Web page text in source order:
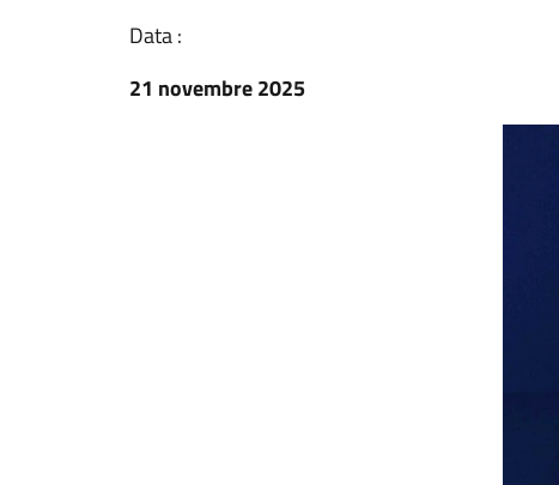
Data :
21 novembre 2025